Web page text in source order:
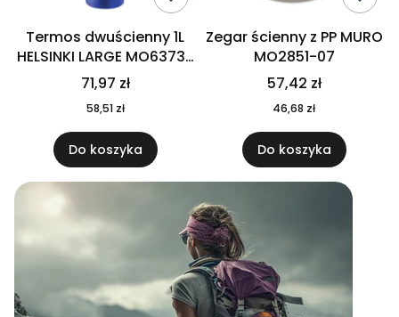
Termos dwuścienny 1L
HELSINKI LARGE MO6373-
04
71,97 zł
58,51 zł
Do koszyka
Zegar ścienny z PP MURO
MO2851-07
57,42 zł
46,68 zł
Do koszyka